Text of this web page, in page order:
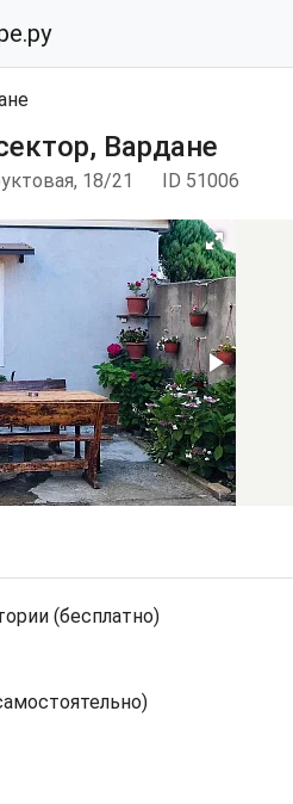
Вардане
18/21 ID 51006
(бесплатно)